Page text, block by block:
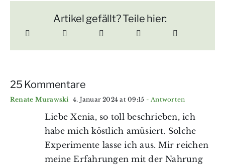
Artikel gefällt? Teile hier:
25 Kommentare
Renate Murawski 4. Januar 2024 at 09:15 - Antworten
Liebe Xenia, so toll beschrieben, ich
habe mich köstlich amüsiert. Solche
Experimente lasse ich aus. Mir reichen
meine Erfahrungen mit der Nahrung